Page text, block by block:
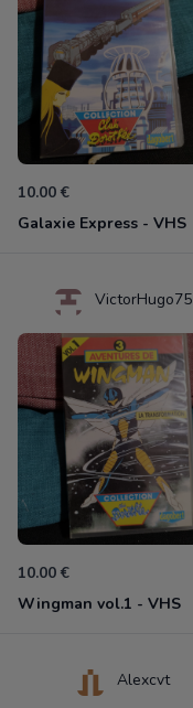
10.00 €
Galaxie Express - VHS
VictorHugo75
10.00 €
Wingman vol.1 - VHS
Alexcvt